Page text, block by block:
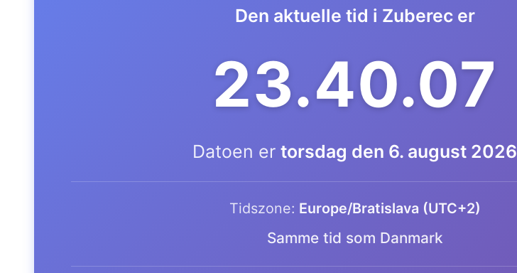
Den aktuelle tid i Zuberec er
23.40.08
Datoen er torsdag den 6. august 2026
Tidszone: Europe/Bratislava (UTC+2)
Samme tid som Danmark